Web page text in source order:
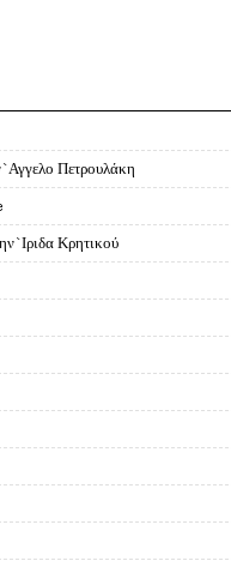
Πετρουλάκη
Κρητικού